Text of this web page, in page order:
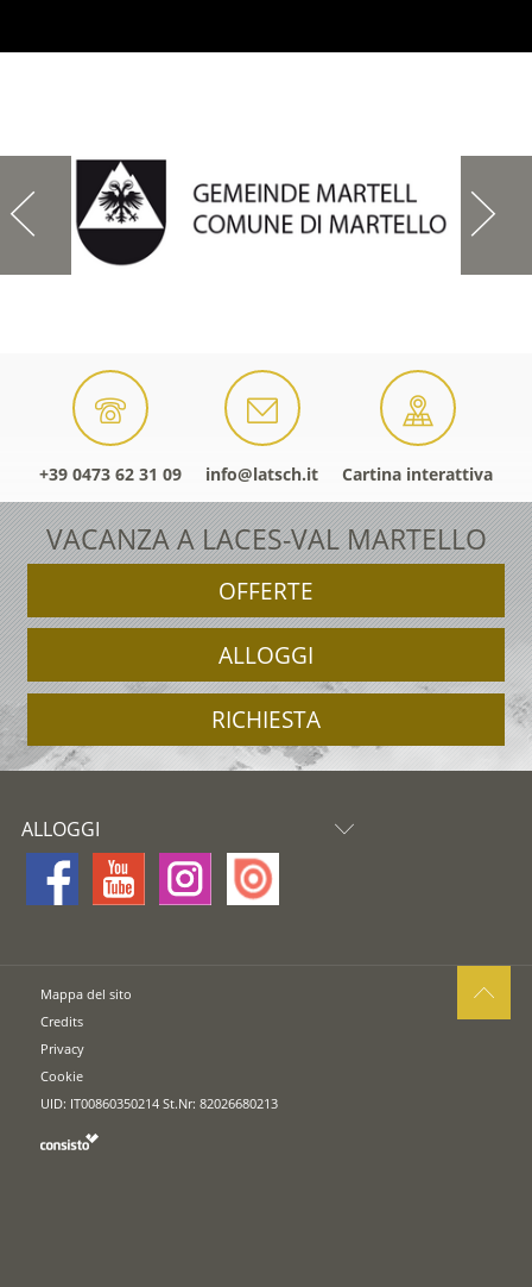
+39 0473 62 31 09 info@latsch.it Cartina interattiva
VACANZA A LACES-VAL MARTELLO
OFFERTE
ALLOGGI
RICHIESTA
ALLOGGI
Mappa del sito
Credits
Privacy
Cookie
UID: IT00860350214 St.Nr: 82026680213